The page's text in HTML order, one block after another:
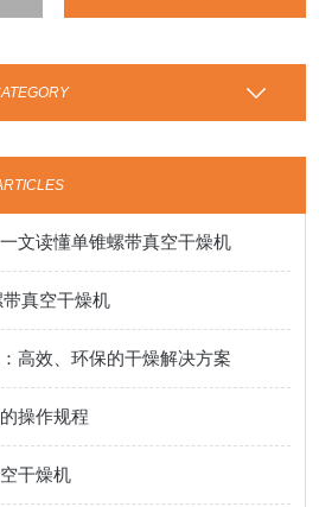
文读懂单锥螺带真空干燥机
真空干燥机
高效、环保的干燥解决方案
操作规程
干燥机